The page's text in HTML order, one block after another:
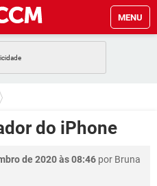
MENU
EXCEL
FACEBOOK
EXCEL
do iPhone
de 2020 às 08:46 por Bruna